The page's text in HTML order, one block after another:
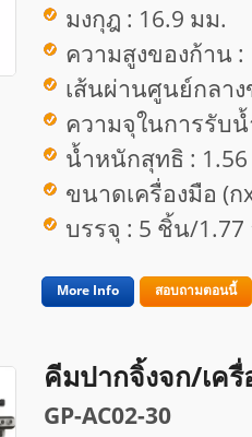
มงกุฎ : 16.9 มม.
ความสูงของก้าน :
เส้นผ่านศูนย์กลา
ความจุในการรับ
น้ำหนักสุทธิ :
ขนาดเครื่องมือ (ก
บรรจุ : 5 ชิ้น/
More Info สอบถามตอนนี้
คีมปากจิ้งจก/เค
GP-AC02-30